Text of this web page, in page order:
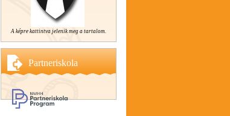
A képre kattintva jelenik meg a tartalom.
Partneriskola